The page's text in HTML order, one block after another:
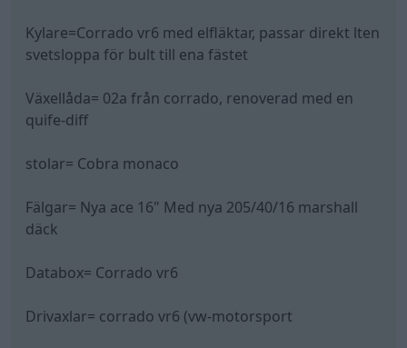
Kylare=Corrado vr6 med elfläktar, passar direkt lten
svetsloppa för bult till ena fästet
Växellåda= 02a från corrado, renoverad med en
quife-diff
stolar= Cobra monaco
Fälgar= Nya ace 16" Med nya 205/40/16 marshall
däck
Databox= Corrado vr6
Drivaxlar= corrado vr6 (vw-motorsport